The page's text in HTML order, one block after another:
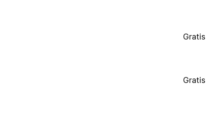
Gratis
Gratis